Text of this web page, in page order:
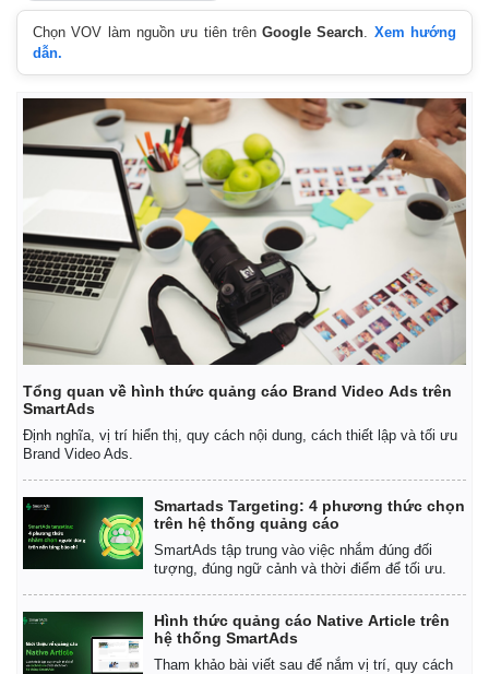
Khởi nghiệp
Thị trường
Giá vàng
Tiêu dùng
Tỷ giá
Chứng khoán
Giá cà phê
Chọn VOV làm nguồn ưu tiên trênGoogle Search. Xem hướng
dẫn.
Tổng quan về hình thức quảng cáo Brand Video Ads trên
SmartAds
Định nghĩa, vị trí hiển thị, quy cách nội dung, cách thiết lập và tối ưu
Brand Video Ads.
Smartads Targeting: 4 phương thức chọn
trên hệ thống quảng cáo
SmartAds tập trung vào việc nhắm đúng đối
tượng, đúng ngữ cảnh và thời điểm để tối ưu.
Hình thức quảng cáo Native Article trên
hệ thống SmartAds
Tham khảo bài viết sau để nắm vị trí, quy cách